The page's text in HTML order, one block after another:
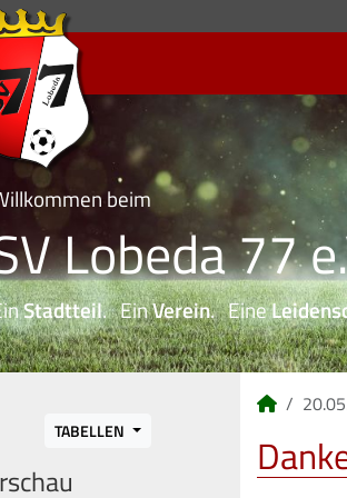
beim
Lobeda 77
Stadtteil. EinVerein. Eine
TABELLEN